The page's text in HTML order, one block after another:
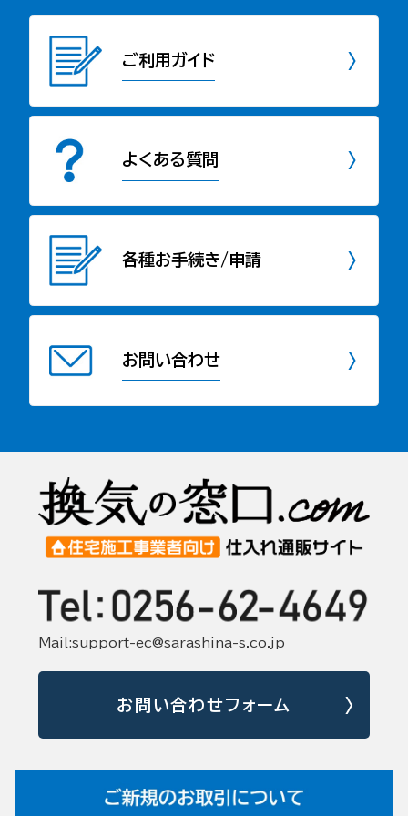
ご利用ガイド
よくある質問
各種お手続き/申請
お問い合わせ
Mail:support-ec@sarashina-s.co.jp
お問い合わせフォーム